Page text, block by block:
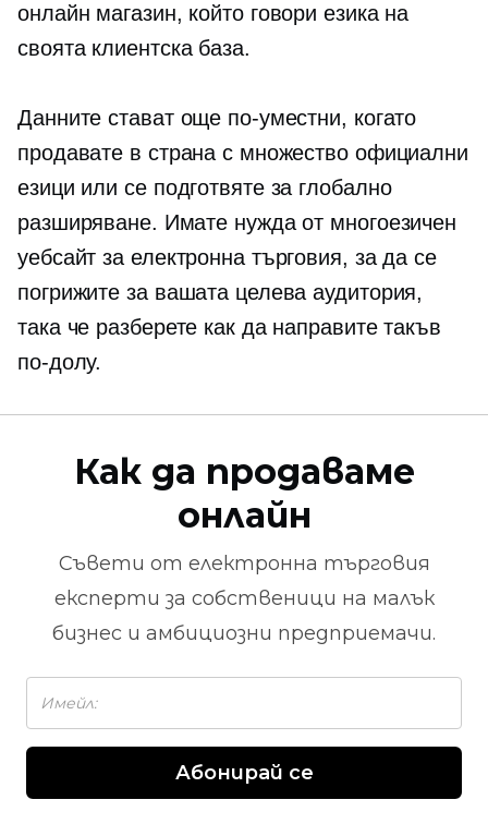
онлайн магазин, който говори езика на
своята клиентска база.
Данните стават още по-уместни, когато
продавате в страна с множество официални
езици или се подготвяте за глобално
разширяване. Имате нужда от многоезичен
уебсайт за електронна търговия, за да се
погрижите за вашата целева аудитория,
така че разберете как да направите такъв
по-долу.
Как да продаваме
онлайн
Съвети от електронна търговия
експерти за собственици на малък
бизнес и амбициозни предприемачи.
Абонирай се